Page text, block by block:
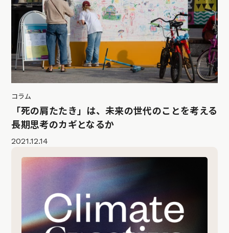
コラム
「死の肩たたき」は、未来の世代のことを考える
長期思考のカギとなるか
2021.12.14